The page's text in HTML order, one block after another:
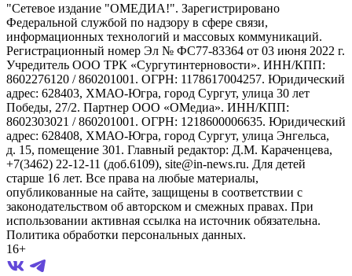
"Сетевое издание "ОМЕДИА!". Зарегистрировано
Федеральной службой по надзору в сфере связи,
информационных технологий и массовых коммуникаций.
Регистрационный номер Эл № ФС77-83364 от 03 июня 2022 г.
Учредитель ООО ТРК «Сургутинтерновости». ИНН/КПП:
8602276120 / 860201001. ОГРН: 1178617004257. Юридический
адрес: 628403, ХМАО-Югра, город Сургут, улица 30 лет
Победы, 27/2. Партнер ООО «ОМедиа». ИНН/КПП:
8602303021 / 860201001. ОГРН: 1218600006635. Юридический
адрес: 628408, ХМАО-Югра, город Сургут, улица Энгельса,
д. 15, помещение 301. Главный редактор: Д.М. Караченцева,
+7(3462) 22-12-11 (доб.6109), site@in-news.ru. Для детей
старше 16 лет. Все права на любые материалы,
опубликованные на сайте, защищены в соответствии с
законодательством об авторском и смежных правах. При
использовании активная ссылка на источник обязательна.
Политика обработки персональных данных.
16+